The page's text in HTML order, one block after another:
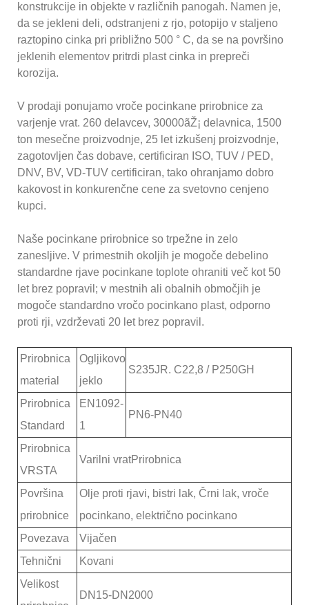
konstrukcije in objekte v različnih panogah. Namen je,
da se jekleni deli, odstranjeni z rjo, potopijo v staljeno
raztopino cinka pri približno 500 ° C, da se na površino
jeklenih elementov pritrdi plast cinka in prepreči
korozija.
V prodaji ponujamo vroče pocinkane prirobnice za
varjenje vrat. 260 delavcev, 30000ãŽ¡ delavnica, 1500
ton mesečne proizvodnje, 25 let izkušenj proizvodnje,
zagotovljen čas dobave, certificiran ISO, TUV / PED,
DNV, BV, VD-TUV certificiran, tako ohranjamo dobro
kakovost in konkurenčne cene za svetovno cenjeno
kupci.
Naše pocinkane prirobnice so trpežne in zelo
zanesljive. V primestnih okoljih je mogoče debelino
standardne rjave pocinkane toplote ohraniti več kot 50
let brez popravil; v mestnih ali obalnih območjih je
mogoče standardno vročo pocinkano plast, odporno
proti rji, vzdrževati 20 let brez popravil.
Prirobnica
material
Ogljikovo
jeklo
S235JR. C22,8 / P250GH
Prirobnica
Standard
EN1092-
1
PN6-PN40
Prirobnica
VRSTA
Varilni vratPrirobnica
Površina
prirobnice
Olje proti rjavi, bistri lak, Črni lak, vroče
pocinkano, električno pocinkano
Povezava
Vijačen
Tehnični
Kovani
Velikost
DN15-DN 2000